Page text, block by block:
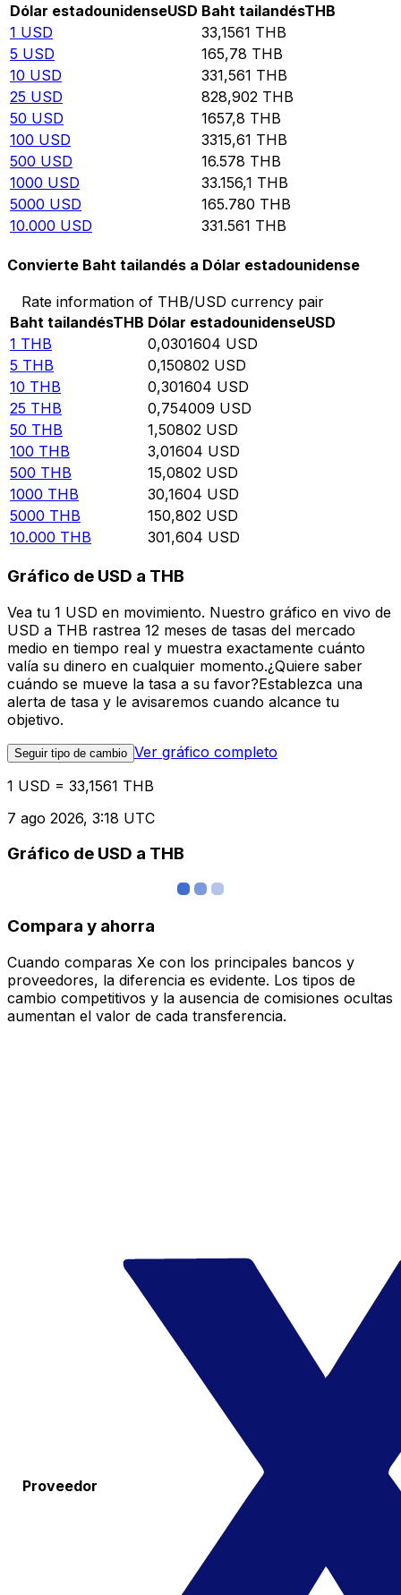
Dólar estadounidenseUSD Baht tailandésTHB
1 USD 33,1561 THB
5 USD 165,78 THB
10 USD 331,561 THB
25 USD 828,902 THB
50 USD 1657,8 THB
100 USD 3315,61 THB
500 USD 16.578 THB
1000 USD 33.156,1 THB
5000 USD 165.780 THB
10.000 USD 331.561 THB
Convierte Baht tailandés a Dólar estadounidense
Rate information of THB/USD currency pair
Baht tailandésTHB Dólar estadounidenseUSD
1 THB 0,0301604 USD
5 THB 0,150802 USD
10 THB 0,301604 USD
25 THB 0,754009 USD
50 THB 1,50802 USD
100 THB 3,01604 USD
500 THB 15,0802 USD
1000 THB 30,1604 USD
5000 THB 150,802 USD
10.000 THB 301,604 USD
Gráfico de USD a THB
Vea tu 1 USD en movimiento. Nuestro gráfico en vivo de
USD a THB rastrea 12 meses de tasas del mercado
medio en tiempo real y muestra exactamente cuánto
valía su dinero en cualquier momento.¿Quiere saber
cuándo se mueve la tasa a su favor?Establezca una
alerta de tasa y le avisaremos cuando alcance tu
objetivo.
Seguir tipo de cambio Ver gráfico completo
1 USD = 33,1561 THB
7 ago 2026, 3:18 UTC
Gráfico de USD a THB
Compara y ahorra
Cuando comparas Xe con los principales bancos y
proveedores, la diferencia es evidente. Los tipos de
cambio competitivos y la ausencia de comisiones ocultas
aumentan el valor de cada transferencia.
Proveedor